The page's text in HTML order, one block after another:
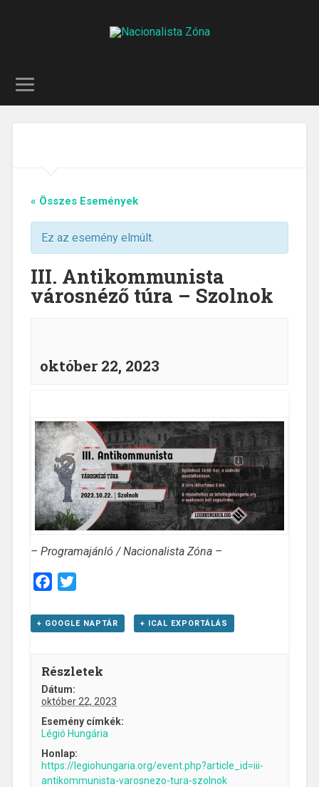
« Összes Események
Ez az esemény elmúlt.
III. Antikommunista
városnéző túra – Szolnok
október 22, 2023
– Programajánló / Nacionalista Zóna –
Facebook
+ GOOGLE NAPTÁR + ICAL EXPORTÁLÁS
Részletek
Dátum:
október 22, 2023
Esemény címkék:
Légió Hungária
Honlap:
https://legiohungaria.org/event.php?article_id=iii-
antikommunista-varosnezo-tura-szolnok